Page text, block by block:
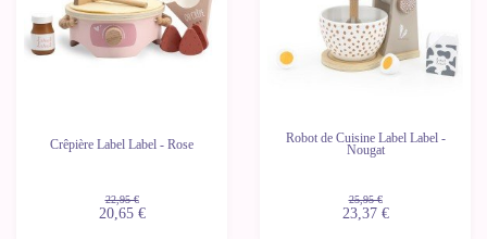
Crêpière Label Label - Rose
22,95 €
20,65 €
Robot de Cuisine Label Label -
Nougat
25,95 €
23,37 €